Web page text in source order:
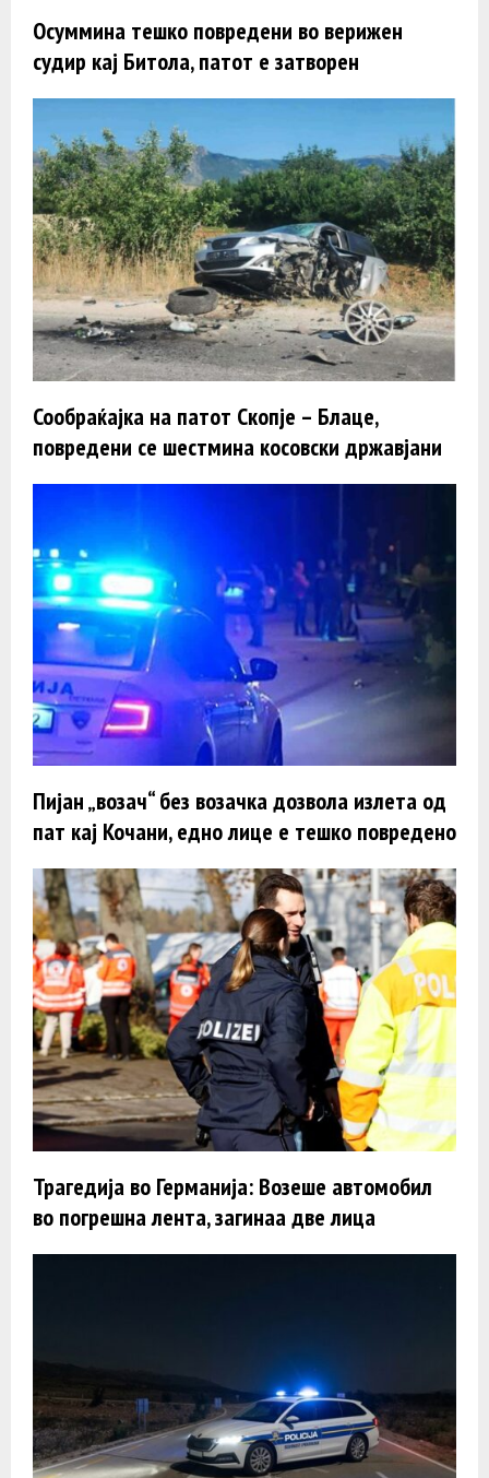
Осуммина тешко повредени во верижен
судир кај Битола, патот е затворен
Сообраќајка на патот Скопје – Блаце,
повредени се шестмина косовски државјани
Пијан „возач“ без возачка дозвола излета од
пат кај Кочани, едно лице е тешко повредено
Трагедија во Германија: Возеше автомобил
во погрешна лента, загинаа две лица